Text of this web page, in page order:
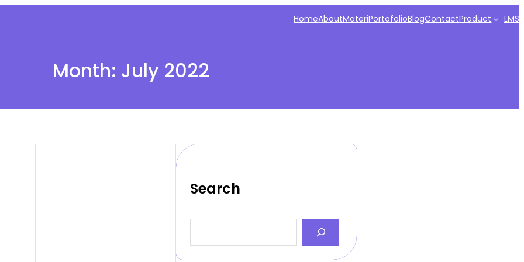
HomeAboutMateriPortofolioBlogContactProduct LMS
Month: July 2022
Search
a